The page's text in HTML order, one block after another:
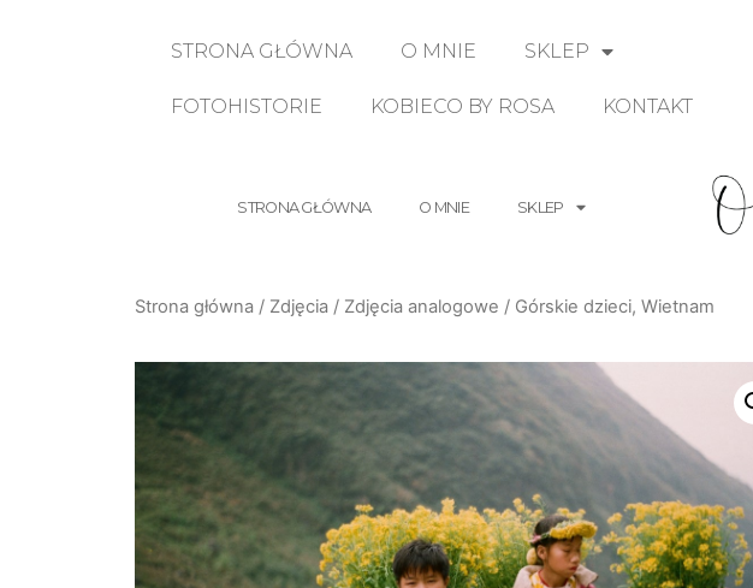
STRONA GŁÓWNA O MNIE SKLEP
FOTOHISTORIE KOBIECO BY ROSA KONTAKT
STRONA GŁÓWNA O MNIE SKLEP
Strona główna / Zdjęcia / Zdjęcia analogowe / Górskie dzieci, Wietnam